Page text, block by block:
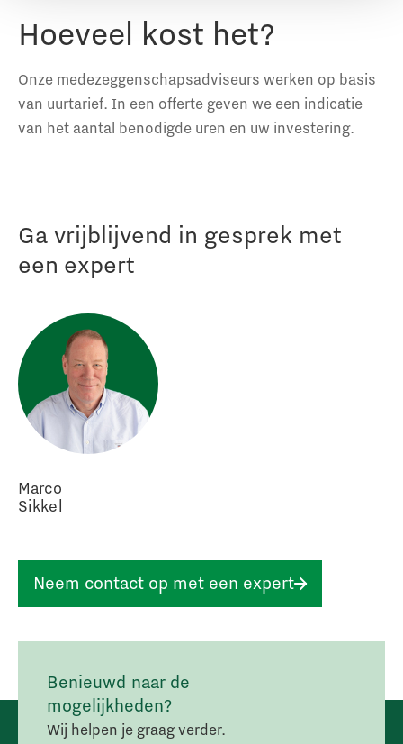
Hoeveel kost het?
Onze medezeggenschapsadviseurs werken op basis
van uurtarief. In een offerte geven we een indicatie
van het aantal benodigde uren en uw investering.
Ga vrijblijvend in gesprek met
een expert
Marco
Sikkel
Neem contact op met een expert
Benieuwd naar de
mogelijkheden?
Wij helpen je graag verder.